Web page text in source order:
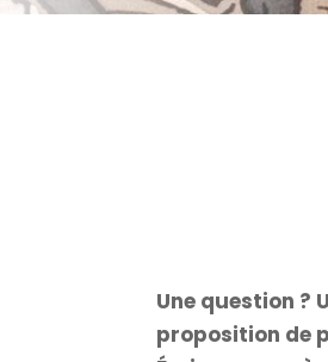
Une question ?
proposition de